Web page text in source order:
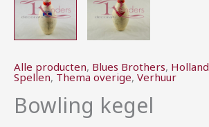
Alle producten, Blues Brothers, Holland
Spellen, Thema overige, Verhuur
Bowling kegel